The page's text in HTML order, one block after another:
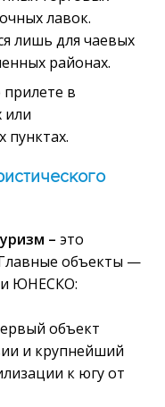
лавок.
лишь для чаевых
районах.
в
или
– это
объекты —
ЮНЕСКО:
объект
и крупнейший
к югу от